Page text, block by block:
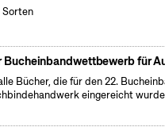
Sorten
Bucheinbandwettbewerb für
Bücher, die für den 22.
eingereicht